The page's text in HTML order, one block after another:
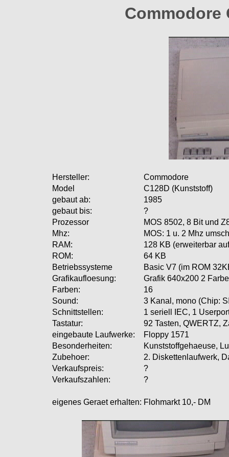
Commodore
Hersteller:
Commodore
Model
C128D (Kunststoff)
gebaut ab:
1985
gebaut bis:
?
Prozessor
MOS 8502, 8 Bit und
Mhz:
MOS: 1 u. 2 Mhz
RAM:
128 KB (erweiterbar
ROM:
64 KB
Betriebssysteme
Basic V7 (im ROM
Grafikaufloesung:
Grafik 640x200 2
Farben:
16
Sound:
3 Kanal, mono (Chip:
Schnittstellen:
1 seriell IEC, 1
Tastatur:
92 Tasten, QWERTZ,
eingebaute Laufwerke:
Floppy 1571
Besonderheiten:
Kunststoffgehaeuse,
Zubehoer:
2. Diskettenlaufwerk,
Verkaufspreis:
?
Verkaufszahlen:
?
eigenes Geraet erhalten: Flohmarkt 10,- DM